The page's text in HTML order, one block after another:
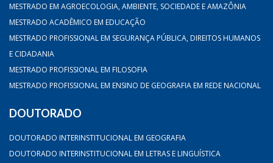
MESTRADO EM AGROECOLOGIA, AMBIENTE, SOCIEDADE E AMAZÔNIA
MESTRADO ACADÊMICO EM EDUCAÇÃO
MESTRADO PROFISSIONAL EM SEGURANÇA PÚBLICA, DIREITOS HUMANOS
E CIDADANIA
MESTRADO PROFISSIONAL EM FILOSOFIA
MESTRADO PROFISSIONAL EM ENSINO DE GEOGRAFIA EM REDE NACIONAL
DOUTORADO
DOUTORADO INTERINSTITUCIONAL EM GEOGRAFIA
DOUTORADO INTERINSTITUCIONAL EM LETRAS E LINGUÍSTICA